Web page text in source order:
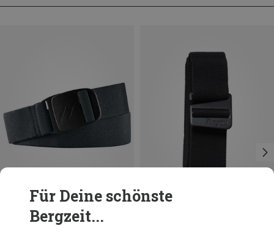
Du sparst 25%
Für Deine schönste
Bergzeit...